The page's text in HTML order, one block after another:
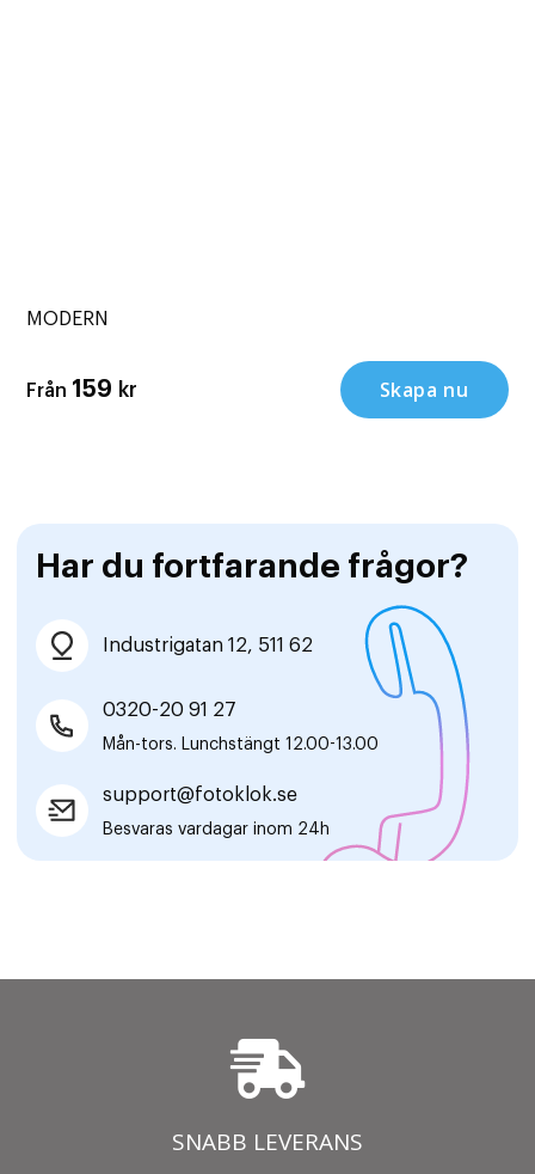
MODERN
Från 159 kr Skapa nu
Har du fortfarande frågor?
Industrigatan 12, 511 62
0320-20 91 27
Mån-tors. Lunchstängt 12.00-13.00
support@fotoklok.se
Besvaras vardagar inom 24h
SNABB LEVERANS